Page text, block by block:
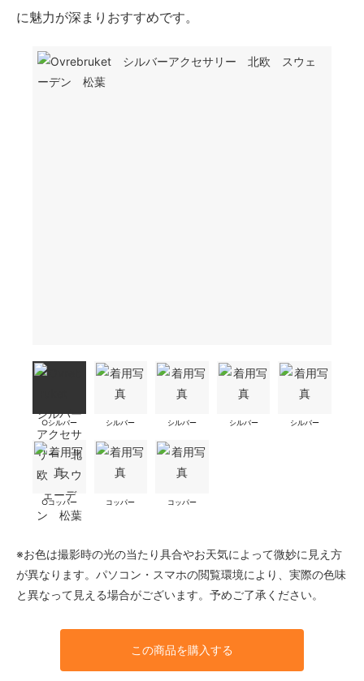
に魅力が深まりおすすめです。
○シルバー シルバー シルバー シルバー シルバー
○コッパー コッパー コッパー
※お色は撮影時の光の当たり具合やお天気によって微妙に見え方
が異なります。パソコン・スマホの閲覧環境により、実際の色味
と異なって見える場合がございます。予めご了承ください。
この商品を購入する